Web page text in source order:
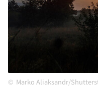
Marko Aliaksandr/